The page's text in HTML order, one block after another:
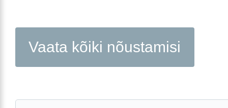
Vaata kõiki nõustamisi